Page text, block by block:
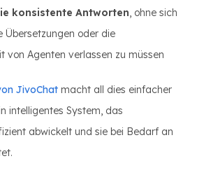
konsistente Antworten, ohne sich
Übersetzungen oder die
von Agenten verlassen zu müssen
JivoChat macht all dies einfacher
intelligentes System, das
abwickelt und sie bei Bedarf an